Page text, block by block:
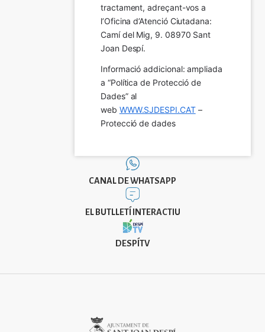
tractament, adreçant-vos a
l’Oficina d’Atenció Ciutadana:
Camí del Mig, 9. 08970 Sant
Joan Despí.
Informació addicional: ampliada
a “Política de Protecció de
Dades” al
web WWW.SJDESPI.CAT –
Protecció de dades
CANAL DE WHATSAPP
EL BUTLLETÍ INTERACTIU
DESPÍTV